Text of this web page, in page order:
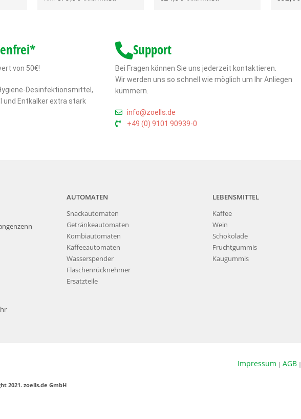
von 50€!
Desinfektionsmittel,
und Entkalker extra stark
Support
Bei Fragen können Sie uns jederzeit kontaktieren.
Wir werden uns so schnell wie möglich um Ihr Anliegen
kümmern.
info@zoells.de
+49 (0) 9101 90939-0
AUTOMATEN
Snackautomaten
Getränkeautomaten
Kombiautomaten
Kaffeeautomaten
Wasserspender
Flaschenrücknehmer
Ersatzteile
LEBENSMITTEL
Kaffee
Wein
Schokolade
Fruchtgummis
Kaugummis
2021. zoells.de GmbH
Impressum | AGB |